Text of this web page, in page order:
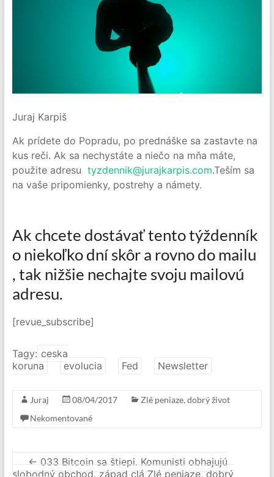
Juraj Karpiš
Ak prídete do Popradu, po prednáške sa zastavte na
kus reči. Ak sa nechystáte a niečo na mňa máte,
použite adresu tyzdennik@jurajkarpis.com.Teším sa
na vaše pripomienky, postrehy a námety.
Ak chcete dostávať tento týždenník
o niekoľko dní skôr a rovno do mailu
, tak nižšie nechajte svoju mailovú
adresu.
[revue_subscribe]
Tagy: ceska
koruna
evolucia Fed Newsletter
Juraj 08/04/2017
Zlé peniaze, dobrý život
Nekomentované
← 033 Bitcoin sa štiepi. Komunisti obhajujú
slobodný obchod, západ clá Zlé peniaze, dobrý